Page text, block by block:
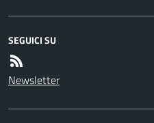
SEGUICI SU
Newsletter